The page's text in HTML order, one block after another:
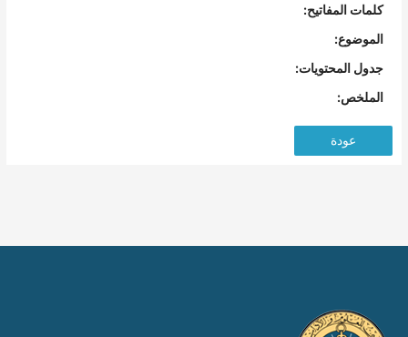
كلمات المفاتيح:
الموضوع:
جدول المحتويات:
الملخص:
عودة